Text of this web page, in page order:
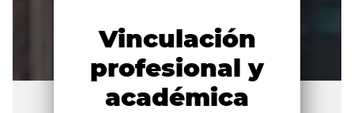
Vinculación
profesional y
académica